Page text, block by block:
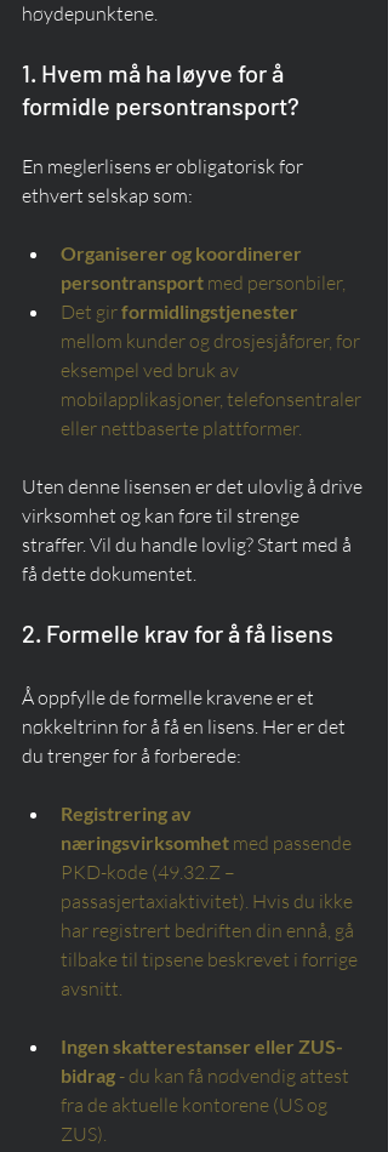
høydepunktene.
1. Hvem må ha løyve for å
formidle persontransport?
En meglerlisens er obligatorisk for
ethvert selskap som:
Organiserer og koordinerer
persontransport med personbiler,
Det girformidlingstjenester
mellom kunder og drosjesjåfører, for
eksempel ved bruk av
mobilapplikasjoner, telefonsentraler
eller nettbaserte plattformer.
Uten denne lisensen er det ulovlig å drive
virksomhet og kan føre til strenge
straffer. Vil du handle lovlig? Start med å
få dette dokumentet.
2. Formelle krav for å få lisens
Å oppfylle de formelle kravene er et
nøkkeltrinn for å få en lisens. Her er det
du trenger for å forberede:
Registrering av
næringsvirksomhet med passende
PKD-kode (49.32.Z –
passasjertaxiaktivitet). Hvis du ikke
har registrert bedriften din ennå, gå
tilbake til tipsene beskrevet i forrige
avsnitt.
Ingen skatterestanser eller ZUS-
bidrag - du kan få nødvendig attest
fra de aktuelle kontorene (US og
ZUS).